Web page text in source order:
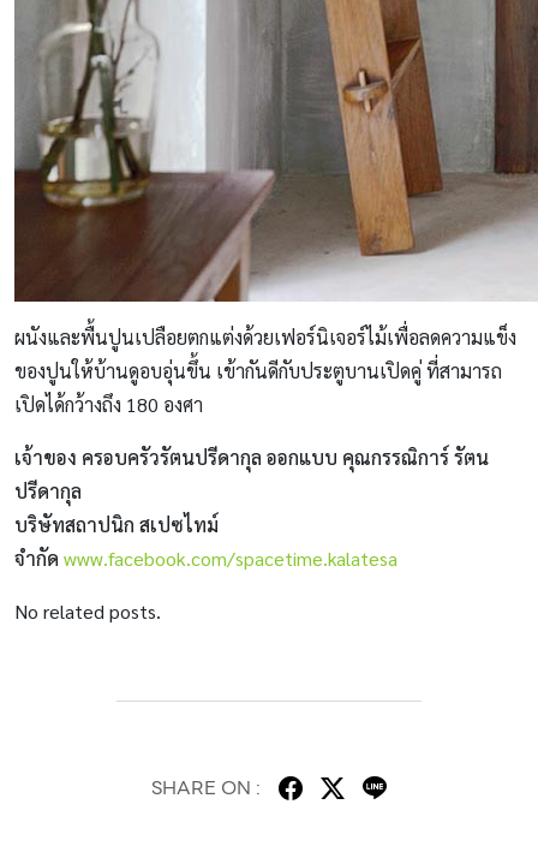
ผนังและพื้นปูนเปลือยตกแต่งด้วยเฟอร์นิเจอร์ไม้เพื่อลดความแข็ง
ของปูนให้บ้านดูอบอุ่นขึ้น เข้ากันดีกับประตูบานเปิดคู่ ที่สามารถ
เปิดได้กว้างถึง 180 องศา
เจ้าของ ครอบครัวรัตนปรีดากุล ออกแบบ คุณกรรณิการ์ รัตน
ปรีดากุล
บริษัทสถาปนิก สเปซไทม์
จำกัด www.facebook.com/spacetime.kalatesa
No related posts.
SHARE ON :